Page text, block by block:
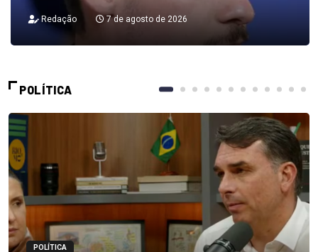
Redação 7 de agosto de 2026
POLÍTICA
POLÍTICA